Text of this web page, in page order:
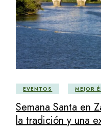
EVENTOS MEJOR
Semana Santa en
la tradición y una